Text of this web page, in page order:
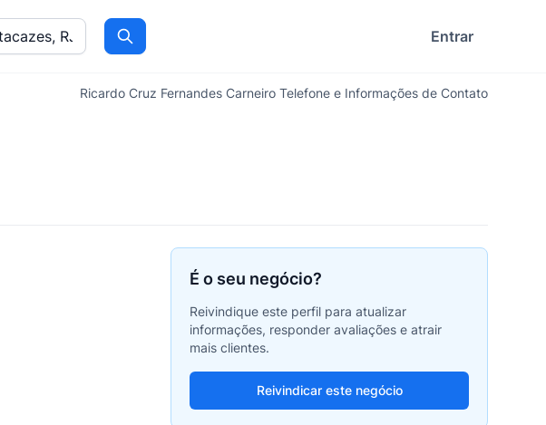
Procurar Entrar
Ricardo Cruz Fernandes Carneiro Telefone e Informações de Contato
É o seu negócio?
Reivindique este perfil para atualizar
informações, responder avaliações e atrair
mais clientes.
Reivindicar este negócio